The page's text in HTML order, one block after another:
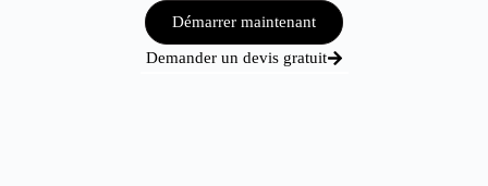
Démarrer maintenant
Demander un devis gratuit